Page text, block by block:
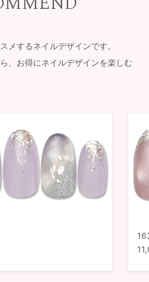
メするネイルデザインです。
、お得にネイルデザインを楽しむ